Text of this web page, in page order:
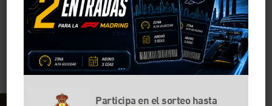
¿Vas a salir de viaje o te vas de puente? Te contamos
cuáles son los 9 puntos negros más peligrosos de las
carreteras españolas. Son carreteras convencionales
en las que hay que extremar la precaución para evitar
accidentes.
Participa en el sorteo hasta